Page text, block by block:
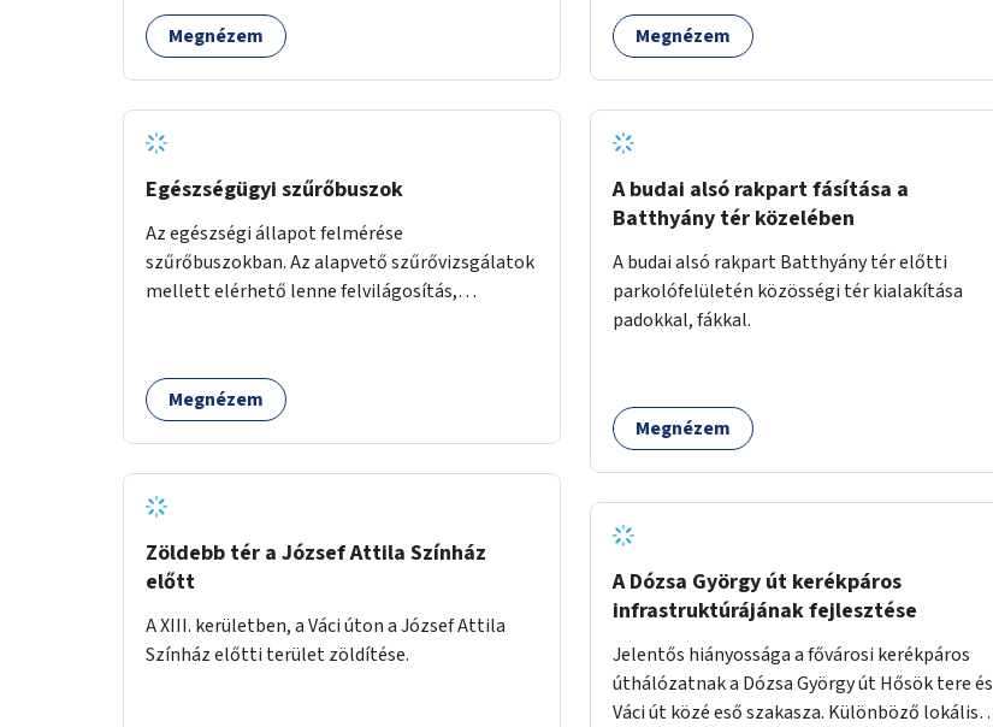
Megnézem
Egészségügyi szűrőbuszok
Az egészségi állapot felmérése
szűrőbuszokban. Az alapvető szűrővizsgálatok
mellett elérhető lenne felvilágosítás,
szenvedélybetegek támogatása.
Megnézem
Zöldebb tér a József Attila Színház
előtt
A XIII. kerületben, a Váci úton a József Attila
Színház előtti terület zöldítése.
Megnézem
A budai alsó rakpart fásítása a
Batthyány tér közelében
A budai alsó rakpart Batthyány tér előtti
parkolófelületén közösségi tér kialakítása
padokkal, fákkal.
Megnézem
A Dózsa György út kerékpáros
infrastruktúrájának fejlesztése
Jelentős hiányossága a fővárosi kerékpáros
úthálózatnak a Dózsa György út Hősök tere és
Váci út közé eső szakasza. Különböző lokális